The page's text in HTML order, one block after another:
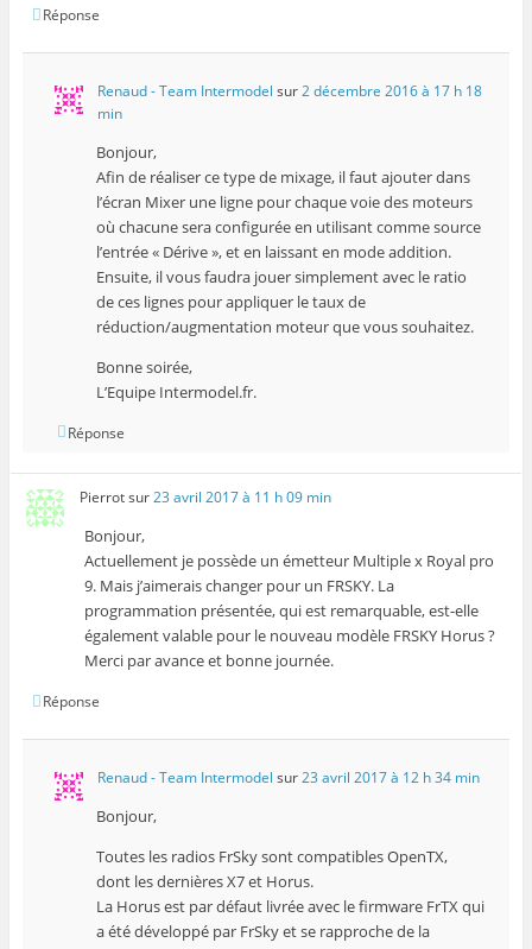
Réponse
Renaud - Team Intermodel sur2 décembre 2016 à 17 h 18
min
Bonjour,
Afin de réaliser ce type de mixage, il faut ajouter dans
l’écran Mixer une ligne pour chaque voie des moteurs
où chacune sera configurée en utilisant comme source
l’entrée « Dérive », et en laissant en mode addition.
Ensuite, il vous faudra jouer simplement avec le ratio
de ces lignes pour appliquer le taux de
réduction/augmentation moteur que vous souhaitez.
Bonne soirée,
L’Equipe Intermodel.fr.
Réponse
Pierrotsur23 avril 2017 à 11 h 09 min
Bonjour,
Actuellement je possède un émetteur Multiple x Royal pro
9. Mais j’aimerais changer pour un FRSKY. La
programmation présentée, qui est remarquable, est-elle
également valable pour le nouveau modèle FRSKY Horus ?
Merci par avance et bonne journée.
Réponse
Renaud - Team Intermodel sur23 avril 2017 à 12 h 34 min
Bonjour,
Toutes les radios FrSky sont compatibles OpenTX,
dont les dernières X7 et Horus.
La Horus est par défaut livrée avec le firmware FrTX qui
a été développé par FrSky et se rapproche de la